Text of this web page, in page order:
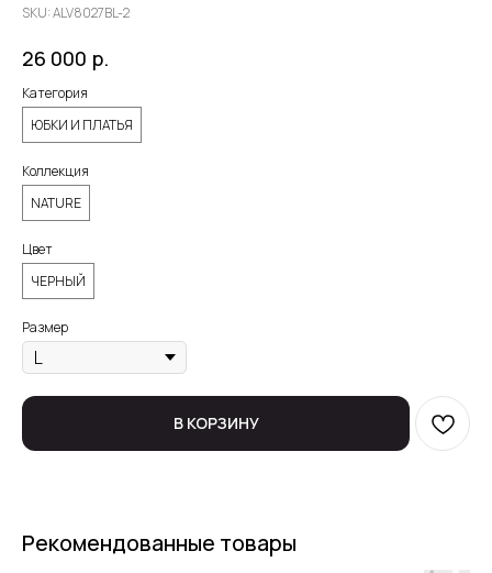
SKU:ALV8027BL-2
26 000 р.
Категория
ЮБКИ И ПЛАТЬЯ
Коллекция
NATURE
Цвет
ЧЕРНЫЙ
Размер
В КОРЗИНУ
Рекомендованные товары